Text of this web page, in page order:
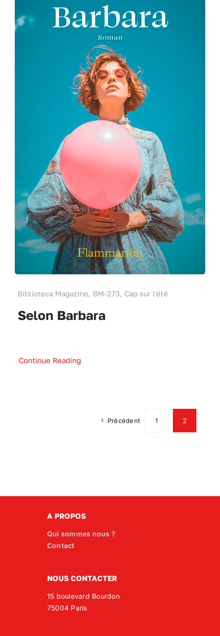
Biblioteca Magazine, BM-273, Cap sur l'été
Selon Barbara
Continue Reading
Précédent 1 2
A PROPOS
Qui sommes nous ?
Contact
NOUS CONTACTER
15 boulevard Bourdon
75004 Paris